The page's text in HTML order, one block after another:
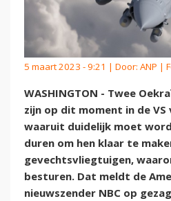
5 maart 2023 - 9:21 | Door: ANP |
WASHINGTON - Twee
zijn op dit moment in de
waaruit duidelijk moet
duren om hen klaar te
gevechtsvliegtuigen,
besturen. Dat meldt de
nieuwszender NBC op